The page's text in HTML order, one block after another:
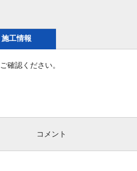
施工情報
確認ください。
コメント